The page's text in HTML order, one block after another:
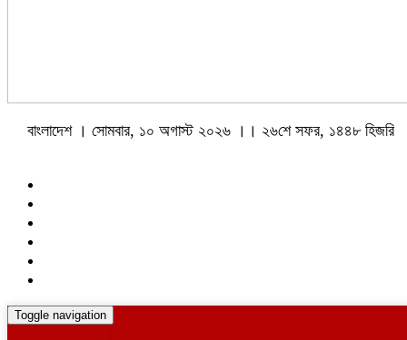
বাংলাদেশ । সোমবার, ১০ অগাস্ট ২০২৬ ।। ২৬শে সফর, ১৪৪৮ হিজরি
Toggle navigation